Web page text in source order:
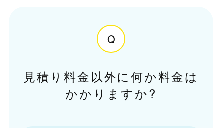
Q
見積り料金以外に何か料金は
かかりますか?